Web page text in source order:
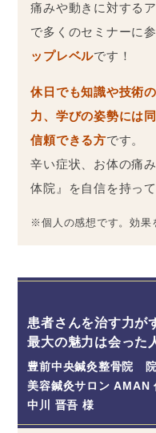
痛みや動きに対する
で多くのセミナーに
ップレベルです！
休日でも知識や技術
力、学びの姿勢には
信頼できる方です。
辛い症状、お体の痛
体院』を自信を持っ
※個人の感想です。効果
患者さんを治す力が
最大の魅力は会った
豊前中央鍼灸整骨院
美容鍼灸サロン AMAN
中川 晋吾 様